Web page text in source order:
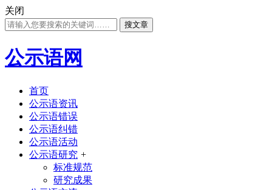
关闭
搜文章
公示语网
首页
公示语资讯
公示语错误
公示语纠错
公示语活动
公示语研究 +
标准规范
研究成果